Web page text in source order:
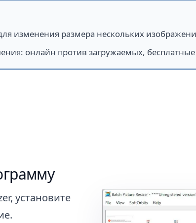
изменения размера нескольких
: онлайн против загружаемых,
установите